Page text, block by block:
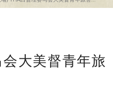
大美督青年旅